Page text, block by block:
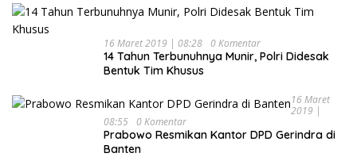
16 Maret 2019 | 08:28 0 Komentar
14 Tahun Terbunuhnya Munir, Polri Didesak
Bentuk Tim Khusus
16 Maret
2019 |
08:55 0 Komentar
Prabowo Resmikan Kantor DPD Gerindra di
Banten